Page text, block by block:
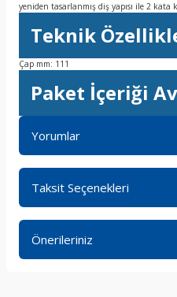
yeniden tasarlanmış diş yapısı ile 2
Teknik
Çap mm: 111
Paket İçeriği
Yorumlar
Taksit Seçenekleri
Önerileriniz